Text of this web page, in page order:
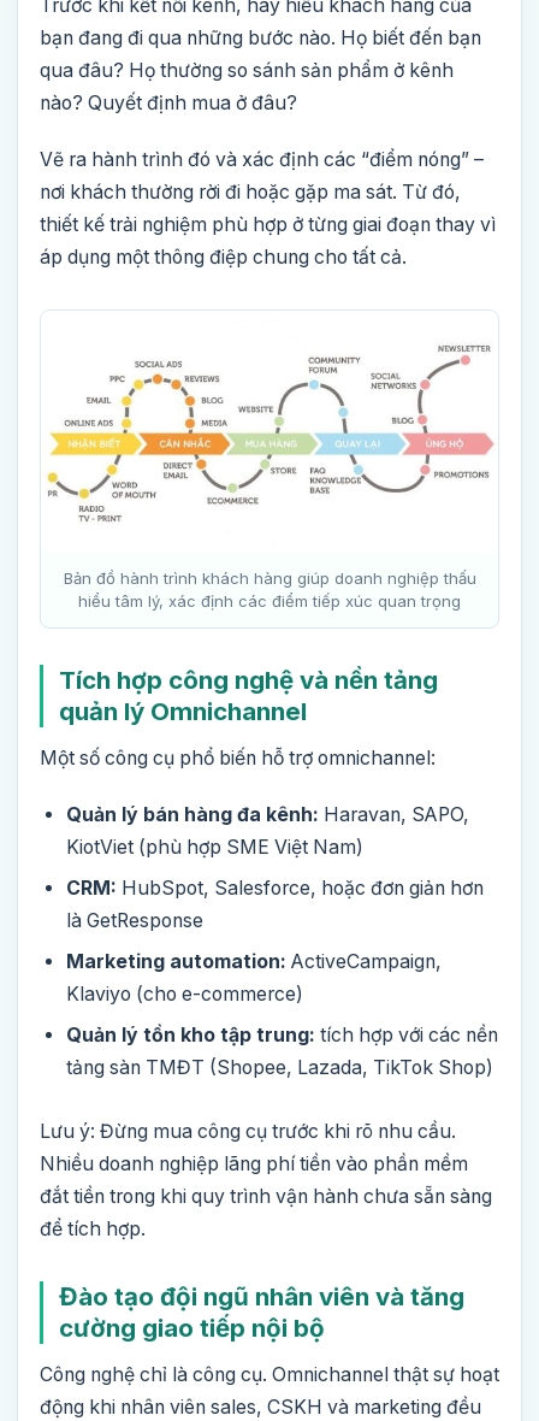
Trước khi kết nối kênh, hãy hiểu khách hàng của
bạn đang đi qua những bước nào. Họ biết đến bạn
qua đâu? Họ thường so sánh sản phẩm ở kênh
nào? Quyết định mua ở đâu?
Vẽ ra hành trình đó và xác định các “điểm nóng” –
nơi khách thường rời đi hoặc gặp ma sát. Từ đó,
thiết kế trải nghiệm phù hợp ở từng giai đoạn thay vì
áp dụng một thông điệp chung cho tất cả.
Bản đồ hành trình khách hàng giúp doanh nghiệp thấu
hiểu tâm lý, xác định các điểm tiếp xúc quan trọng
Tích hợp công nghệ và nền tảng
quản lý Omnichannel
Một số công cụ phổ biến hỗ trợ omnichannel:
Quản lý bán hàng đa kênh: Haravan, SAPO,
KiotViet (phù hợp SME Việt Nam)
CRM: HubSpot, Salesforce, hoặc đơn giản hơn
là GetResponse
Marketing automation: ActiveCampaign,
Klaviyo (cho e-commerce)
Quản lý tồn kho tập trung: tích hợp với các nền
tảng sàn TMĐT (Shopee, Lazada, TikTok Shop)
Lưu ý: Đừng mua công cụ trước khi rõ nhu cầu.
Nhiều doanh nghiệp lãng phí tiền vào phần mềm
đắt tiền trong khi quy trình vận hành chưa sẵn sàng
để tích hợp.
Đào tạo đội ngũ nhân viên và tăng
cường giao tiếp nội bộ
Công nghệ chỉ là công cụ. Omnichannel thật sự hoạt
động khi nhân viên sales, CSKH và marketing đều